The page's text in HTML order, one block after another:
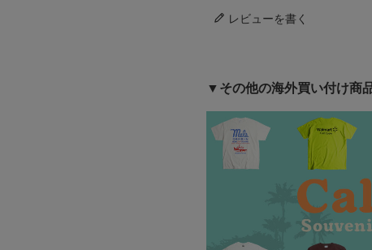
レビューを書く
▼その他の海外買い付け商